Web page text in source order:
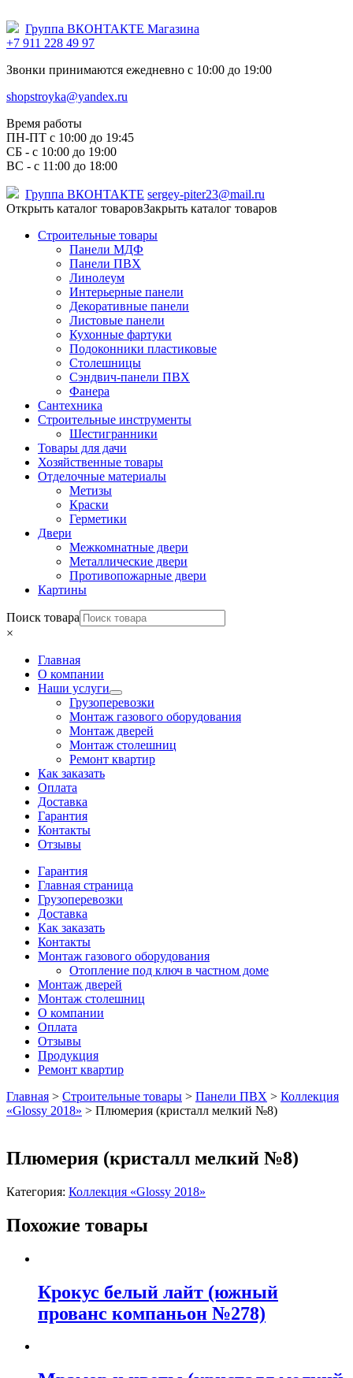
Группа ВКОНТАКТЕ Магазина
+7 911 228 49 97
Звонки принимаются ежедневно с 10:00 до 19:00
shopstroyka@yandex.ru
Время работы
ПН-ПТ c 10:00 до 19:45
СБ - с 10:00 до 19:00
ВС - с 11:00 до 18:00
Группа ВКОНТАКТЕ sergey-piter23@mail.ru
Открыть каталог товаровЗакрыть каталог товаров
Строительные товары
Панели МДФ
Панели ПВХ
Линолеум
Интерьерные панели
Декоративные панели
Листовые панели
Кухонные фартуки
Подоконники пластиковые
Столешницы
Сэндвич-панели ПВХ
Фанера
Сантехника
Строительные инструменты
Шестигранники
Товары для дачи
Хозяйственные товары
Отделочные материалы
Метизы
Краски
Герметики
Двери
Межкомнатные двери
Металлические двери
Противопожарные двери
Картины
Поиск товара
×
Главная
О компании
Наши услуги
Грузоперевозки
Монтаж газового оборудования
Монтаж дверей
Монтаж столешниц
Ремонт квартир
Как заказать
Оплата
Доставка
Гарантия
Контакты
Отзывы
Гарантия
Главная страница
Грузоперевозки
Доставка
Как заказать
Контакты
Монтаж газового оборудования
Отопление под ключ в частном доме
Монтаж дверей
Монтаж столешниц
О компании
Оплата
Отзывы
Продукция
Ремонт квартир
Главная > Строительные товары > Панели ПВХ > Коллекция
«Glossy 2018» > Плюмерия (кристалл мелкий №8)
Плюмерия (кристалл мелкий №8)
Категория: Коллекция «Glossy 2018»
Похожие товары
Крокус белый лайт (южный
прованс компаньон №278)